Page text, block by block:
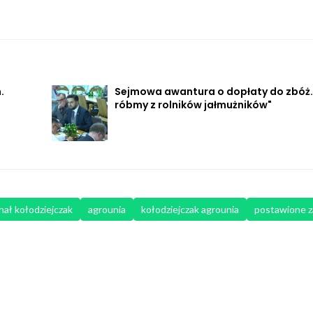
Sejmowa awantura o dopłaty do
róbmy z rolników jałmużników"
kołodziejczak agrounia kołodziejczak agrounia postawione